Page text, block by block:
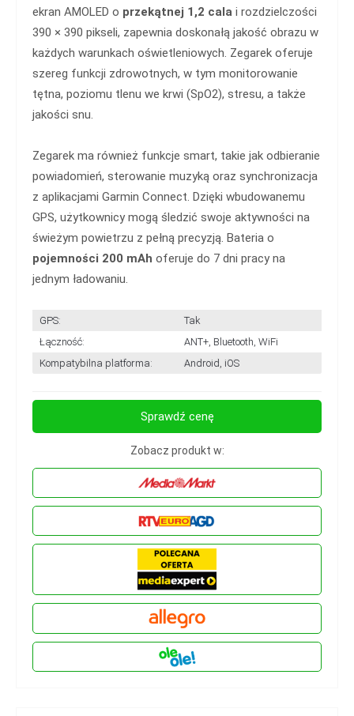
ekran AMOLED o przekątnej 1,2 cala i rozdzielczości
390 × 390 pikseli, zapewnia doskonałą jakość obrazu w
każdych warunkach oświetleniowych. Zegarek oferuje
szereg funkcji zdrowotnych, w tym monitorowanie
tętna, poziomu tlenu we krwi (SpO2), stresu, a także
jakości snu.
Zegarek ma również funkcje smart, takie jak odbieranie
powiadomień, sterowanie muzyką oraz synchronizacja
z aplikacjami Garmin Connect. Dzięki wbudowanemu
GPS, użytkownicy mogą śledzić swoje aktywności na
świeżym powietrzu z pełną precyzją. Bateria o
pojemności 200 mAh oferuje do 7 dni pracy na
jednym ładowaniu.
GPS:
Tak
Łączność:
ANT+, Bluetooth, WiFi
Kompatybilna platforma:
Android, iOS
Sprawdź cenę
Zobacz produkt w: